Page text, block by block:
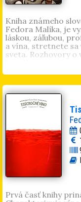
Kniha známeho
Fedora Malíka, je
láskou, záľubou,
a vína, stretnete
sveta. Rozhovory o
Prvá časť knihy